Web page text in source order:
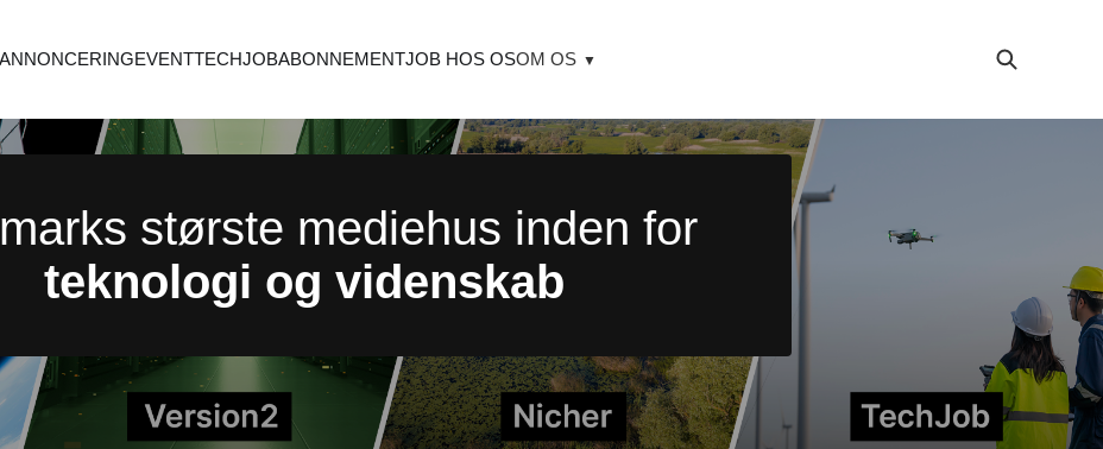
ANNONCERINGEVENTTECHJOBABONNEMENTJOB HOS OSOM OS
største mediehus inden for
teknologi og videnskab